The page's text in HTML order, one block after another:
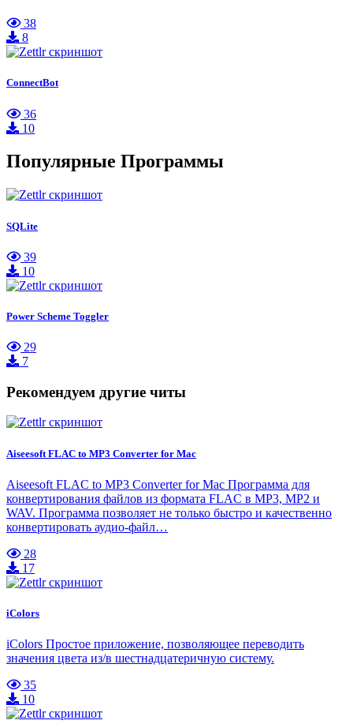
38
8
ConnectBot
36
10
Популярные Программы
SQLite
39
10
Power Scheme Toggler
29
7
Рекомендуем другие читы
Aiseesoft FLAC to MP3 Converter for Mac
Aiseesoft FLAC to MP3 Converter for Mac Программа для
конвертирования файлов из формата FLAC в MP3, MP2 и
WAV. Программа позволяет не только быстро и качественно
конвертировать аудио-файл…
28
17
iColors
iColors Простое приложение, позволяющее переводить
значения цвета из/в шестнадцатеричную систему.
35
10